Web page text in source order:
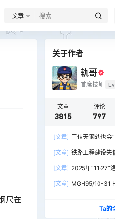
文章
尺在
关于作者
轨哥
首席技师
文章
3815
评论
797
[文章] 三伏天钢轨也会
[文章] 铁路工程建设失
[文章] 2025年“11·27”
[文章] MGH95/10-31
Ta的